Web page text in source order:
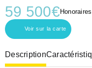
59 500€
Voir sur la carte
Description